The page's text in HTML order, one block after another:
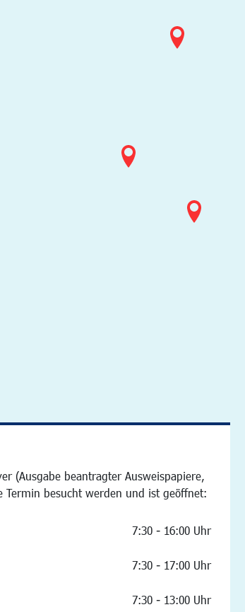
(Ausgabe beantragter Ausweispapiere,
besucht werden und ist geöffnet:
7:30 - 16:00 Uhr
7:30 - 17:00 Uhr
7:30 - 13:00 Uhr